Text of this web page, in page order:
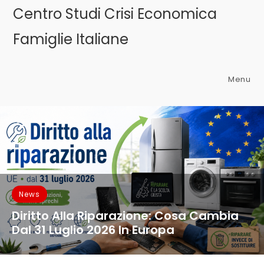
Centro Studi Crisi Economica
Famiglie Italiane
Menu
News
Diritto Alla Riparazione: Cosa Cambia
Dal 31 Luglio 2026 In Europa
Dal 31 luglio 2026 cambia, in modo strutturale, il rapporto